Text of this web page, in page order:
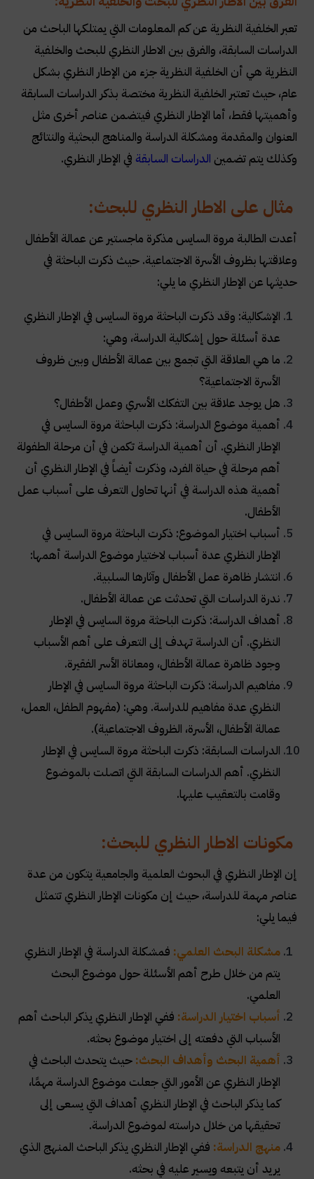
تعبر الخلفية النظرية عن كم المعلومات التي يمتلكها الباحث من
الدراسات السابقة، والفرق بين الاطار النظري للبحث والخلفية
النظرية هي أن الخلفية النظرية جزء من الإطار النظري بشكل
عام، حيث تعتبر الخلفية النظرية مختصة بذكر الدراسات السابقة
وأهميتها فقط، أما الإطار النظري فيتضمن عناصر أخرى مثل
العنوان والمقدمة ومشكلة الدراسة والمناهج البحثية والنتائج
وكذلك يتم تضمين الدراسات السابقة في الإطار النظري.
مثال على الاطار النظري للبحث:
أعدت الطالبة مروة السايس مذكرة ماجستير عن عمالة الأطفال
وعلاقتها بظروف الأسرة الاجتماعية. حيث ذكرت الباحثة في
حديثها عن الإطار النظري ما يلي:
الإشكالية: وقد ذكرت الباحثة مروة السايس في الإطار النظري
عدة أسئلة حول إشكالية الدراسة، وهي:
ما هي العلاقة التي تجمع بين عمالة الأطفال وبين ظروف
الأسرة الاجتماعية؟
هل يوجد علاقة بين التفكك الأسري وعمل الأطفال؟
أهمية موضوع الدراسة: ذكرت الباحثة مروة السايس في
الإطار النظري. أن أهمية الدراسة تكمن في أن مرحلة الطفولة
أهم مرحلة في حياة الفرد، وذكرت أيضاً في الإطار النظري أن
أهمية هذه الدراسة في أنها تحاول التعرف على أسباب عمل
الأطفال.
أسباب اختيار الموضوع: ذكرت الباحثة مروة السايس في
الإطار النظري عدة أسباب لاختيار موضوع الدراسة أهمها:
انتشار ظاهرة عمل الأطفال وآثارها السلبية.
ندرة الدراسات التي تحدثت عن عمالة الأطفال.
أهداف الدراسة: ذكرت الباحثة مروة السايس في الإطار
النظري. أن الدراسة تهدف إلى التعرف على أهم الأسباب
وجود ظاهرة عمالة الأطفال، ومعاناة الأسر الفقيرة.
مفاهيم الدراسة: ذكرت الباحثة مروة السايس في الإطار
النظري عدة مفاهيم للدراسة. وهي: (مفهوم الطفل، العمل،
عمالة الأطفال، الأسرة، الظروف الاجتماعية).
الدراسات السابقة: ذكرت الباحثة مروة السايس في الإطار
النظري. أهم الدراسات السابقة التي اتصلت بالموضوع
وقامت بالتعقيب عليها.
مكونات الاطار النظري للبحث:
إن الإطار النظري في البحوث العلمية والجامعية يتكون من عدة
عناصر مهمة للدراسة، حيث إن مكونات الإطار النظري تتمثل
فيما يلي:
مشكلة البحث العلمي: فمشكلة الدراسة في الإطار النظري
يتم من خلال طرح أهم الأسئلة حول موضوع البحث
العلمي.
أسباب اختيار الدراسة: ففي الإطار النظري يذكر الباحث أهم
الأسباب التي دفعته إلى اختيار موضوع بحثه.
أهمية البحث وأهداف البحث: حيث يتحدث الباحث في
الإطار النظري عن الأمور التي جعلت موضوع الدراسة مهمًا،
كما يذكر الباحث في الإطار النظري أهداف التي يسعى إلى
تحقيقها من خلال دراسته لموضوع الدراسة.
منهج الدراسة: ففي الإطار النظري يذكر الباحث المنهج الذي
يريد أن يتبعه ويسير عليه في بحثه.